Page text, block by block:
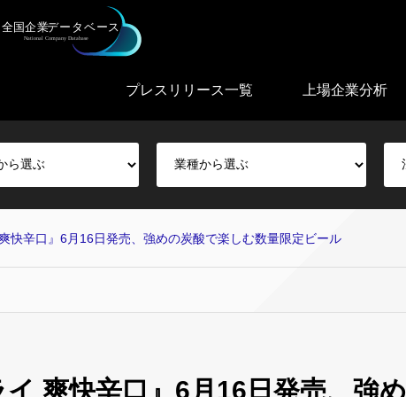
プレスリリース一覧 上場企業分析
快辛口』6月16日発売、強めの炭酸で楽しむ数量限定ビール
イ 爽快辛口』6月16日発売、強め